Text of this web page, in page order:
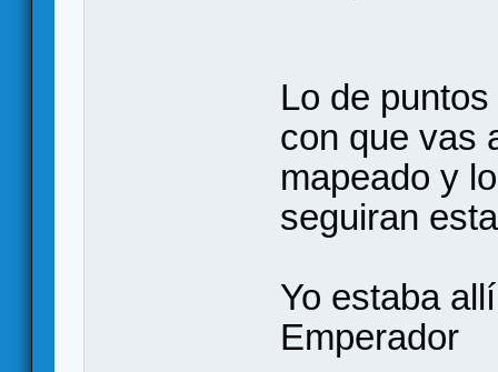
Lo de
con que vas
mapeado y
seguiran
Yo estaba
Emperador